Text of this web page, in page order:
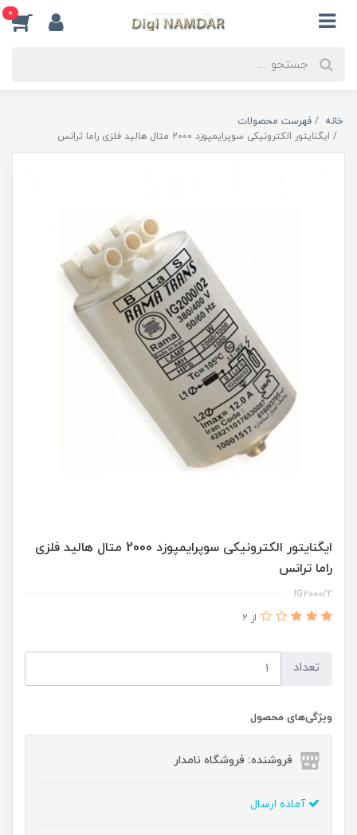
0
خانه
فهرست محصولات
ایگنایتور الکترونیکی سوپرایمپوزد 2000 متال هالید فلزی راما ترانس
ایگنایتور الکترونیکی سوپرایمپوزد 2000 متال هالید فلزی
راما ترانس
IG۲000/2
از 2
تعداد
ویژگی‌های محصول
فروشنده: فروشگاه نامدار
آماده ارسال